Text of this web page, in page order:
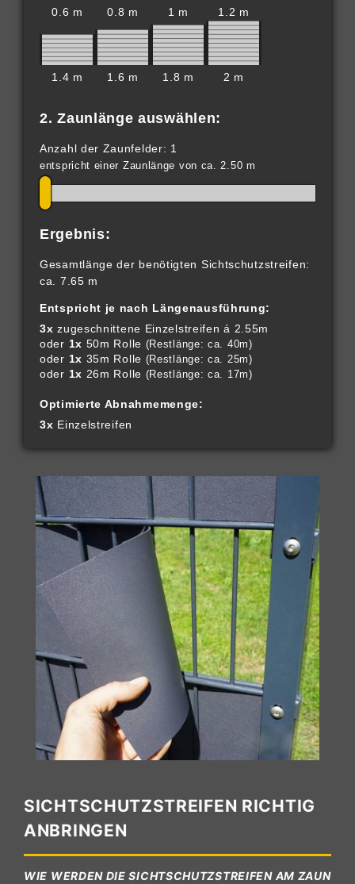
0.6 m 0.8 m 1 m 1.2 m
1.4 m 1.6 m 1.8 m 2 m
2. Zaunlänge auswählen:
Anzahl der Zaunfelder: 1
entspricht einer Zaunlänge von ca. 2.50 m
Ergebnis:
Gesamtlänge der benötigten Sichtschutzstreifen:
ca. 7.65 m
Entspricht je nach Längenausführung:
3x zugeschnittene Einzelstreifen á 2.55m
oder 1x 50m Rolle (Restlänge: ca. 40m)
oder 1x 35m Rolle (Restlänge: ca. 25m)
oder 1x 26m Rolle (Restlänge: ca. 17m)
Optimierte Abnahmemenge:
3x Einzelstreifen
SICHTSCHUTZSTREIFEN RICHTIG
ANBRINGEN
WIE WERDEN DIE SICHTSCHUTZSTREIFEN AM ZAUN